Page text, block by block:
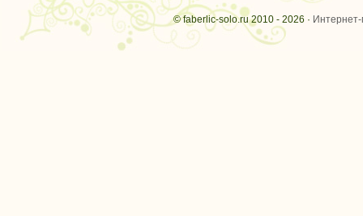
© faberlic-solo.ru 2010 - 2026 ·